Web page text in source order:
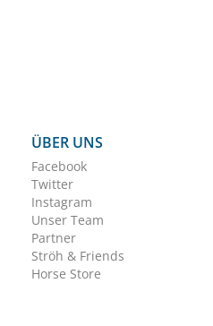
ÜBER UNS
Facebook
Twitter
Instagram
Unser Team
Partner
Ströh & Friends
Horse Store